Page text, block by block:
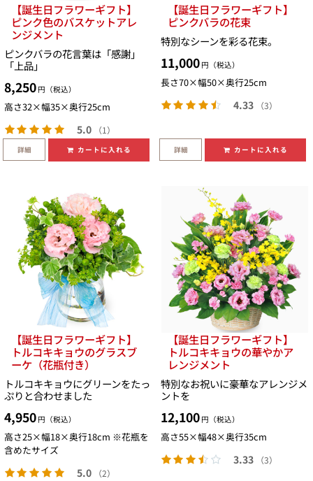
【誕生日フラワーギフト】
ピンク色のバスケットアレ
ンジメント
ピンクバラの花言葉は「感謝」
「上品」
8,250 円（税込）
高さ32×幅35×奥行25cm
5.0 （1）
詳細 カートに入れる
【誕生日フラワーギフト】
ピンクバラの花束
特別なシーンを彩る花束。
11,000 円（税込）
長さ70×幅50×奥行25cm
4.33 （3）
詳細 カートに入れる
【誕生日フラワーギフト】
トルコキキョウのグラスブ
ーケ（花瓶付き）
トルコキキョウにグリーンをたっ
ぷりと合わせました
4,950 円（税込）
高さ25×幅18×奥行18cm ※花瓶を
含めたサイズ
5.0 （2）
【誕生日フラワーギフト】
トルコキキョウの華やかア
レンジメント
特別なお祝いに豪華なアレンジメ
ントを
12,100 円（税込）
高さ55×幅48×奥行35cm
3.33 （3）